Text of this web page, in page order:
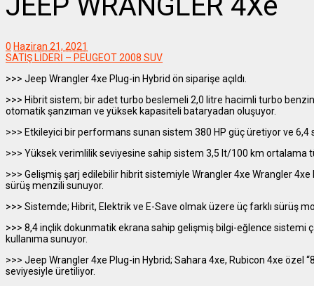
0 Haziran 21, 2021
SATIŞ LİDERİ – PEUGEOT 2008 SUV
>>> Jeep Wrangler 4xe Plug-in Hybrid ön siparişe açıldı.
>>> Hibrit sistem; bir adet turbo beslemeli 2,0 litre hacimli turbo
otomatik şanzıman ve yüksek kapasiteli bataryadan oluşuyor.
>>> Etkileyici bir performans sunan sistem 380 HP güç üretiyor ve 6,4
>>> Yüksek verimlilik seviyesine sahip sistem 3,5 lt/100 km ortalama
>>> Gelişmiş şarj edilebilir hibrit sistemiyle Wrangler 4xe Wrangler
sürüş menzili sunuyor.
>>> Sistemde; Hibrit, Elektrik ve E-Save olmak üzere üç farklı sürüş
>>> 8,4 inçlik dokunmatik ekrana sahip gelişmiş bilgi-eğlence sistemi
kullanıma sunuyor.
>>> Jeep Wrangler 4xe Plug-in Hybrid; Sahara 4xe, Rubicon 4xe özel
seviyesiyle üretiliyor.